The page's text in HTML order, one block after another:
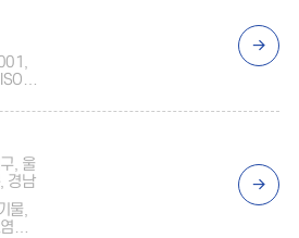
전
건,
, 지
사
, 울
경남
물,
물